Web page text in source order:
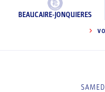
BEAUCAIRE-JONQUIERES